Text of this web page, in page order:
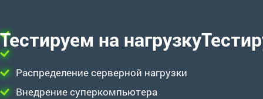
Тестируем на нагрузку
Распределение серверной нагрузки
Внедрение суперкомпьютера